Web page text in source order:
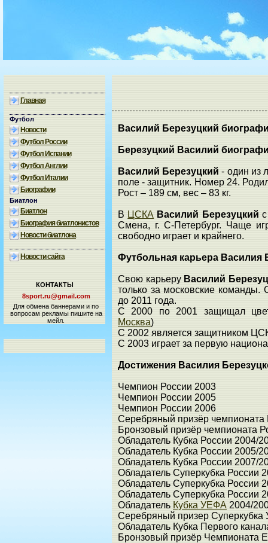
Главная
Футбол
Новости
Футбол России
Футбол Испании
Футбол Англии
Футбол Италии
Биографии
Биатлон
Биатлон
Биография биатлонистов
Новости биатлона
Новости сайта
КОНТАКТЫ
8sport.ru@gmail.com
Для обмена баннерами и по
вопросам рекламы пишите на
мейл.
Василий Березуцкий
Березуцкий Василий
Василий Березуцкий - один из
поле - защитник. Номер 24.
Рост – 189 см, вес – 83 кг.
В ЦСКА Василий Березуцкий
Смена, г. С-Петербург. Чаще
свободно играет и крайнего.
Футбольная карьера Василия
Свою карьеру Василий
только за московские команды.
до 2011 года.
С 2000 по 2001 защищал
Москва)
С 2002 является защитником
С 2003 играет за первую
Достижения Василия
Чемпион России 2003
Чемпион России 2005
Чемпион России 2006
Серебряный призёр чемпионата
Бронзовый призёр чемпионата
Обладатель Кубка России 2004/
Обладатель Кубка России 2005/
Обладатель Кубка России 2007/
Обладатель Суперкубка России
Обладатель Суперкубка России
Обладатель Суперкубка России
Обладатель Кубка УЕФА 2004/
Серебряный призер
Обладатель Кубка Первого
Бронзовый призёр Чемпионата